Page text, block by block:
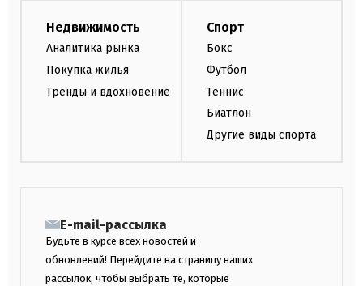
Недвижимость
Аналитика рынка
Покупка жилья
Тренды и вдохновение
Спорт
Бокс
Футбол
Теннис
Биатлон
Другие виды спорта
E-mail-рассылка
Будьте в курсе всех новостей и
обновлений! Перейдите на страницу наших
рассылок, чтобы выбрать те, которые